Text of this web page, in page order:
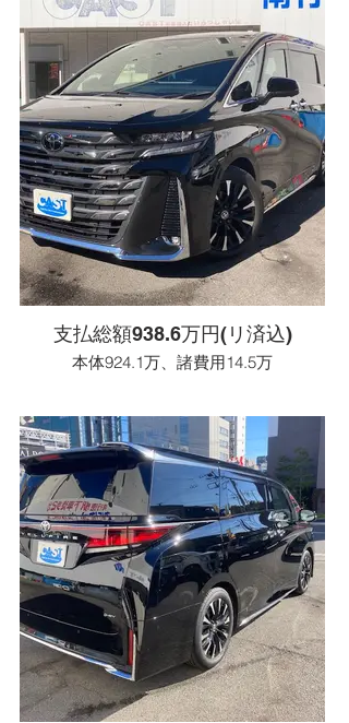
支払総額938.6万円(リ済込)
本体924.1万、諸費用14.5万